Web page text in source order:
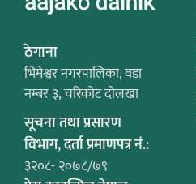
ठेगाना
भिमेश्वर नगरपालिका, वडा
नम्बर ३, चरिकोट दोलखा
सूचना तथा प्रसारण
विभाग, दर्ता प्रमाणपत्र नं.:
३२०८- २०७८/७९